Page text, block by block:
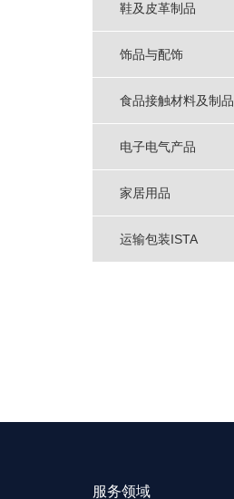
鞋及皮革制品
饰品与配饰
食品接触材料及制品
电子电气产品
家居用品
运输包装ISTA
服务领域